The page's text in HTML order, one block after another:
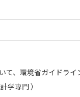
て、環境省ガイドラ
学専門 ）